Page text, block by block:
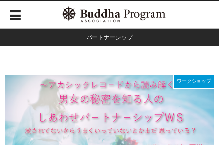
パートナーシップ
ワークショップ